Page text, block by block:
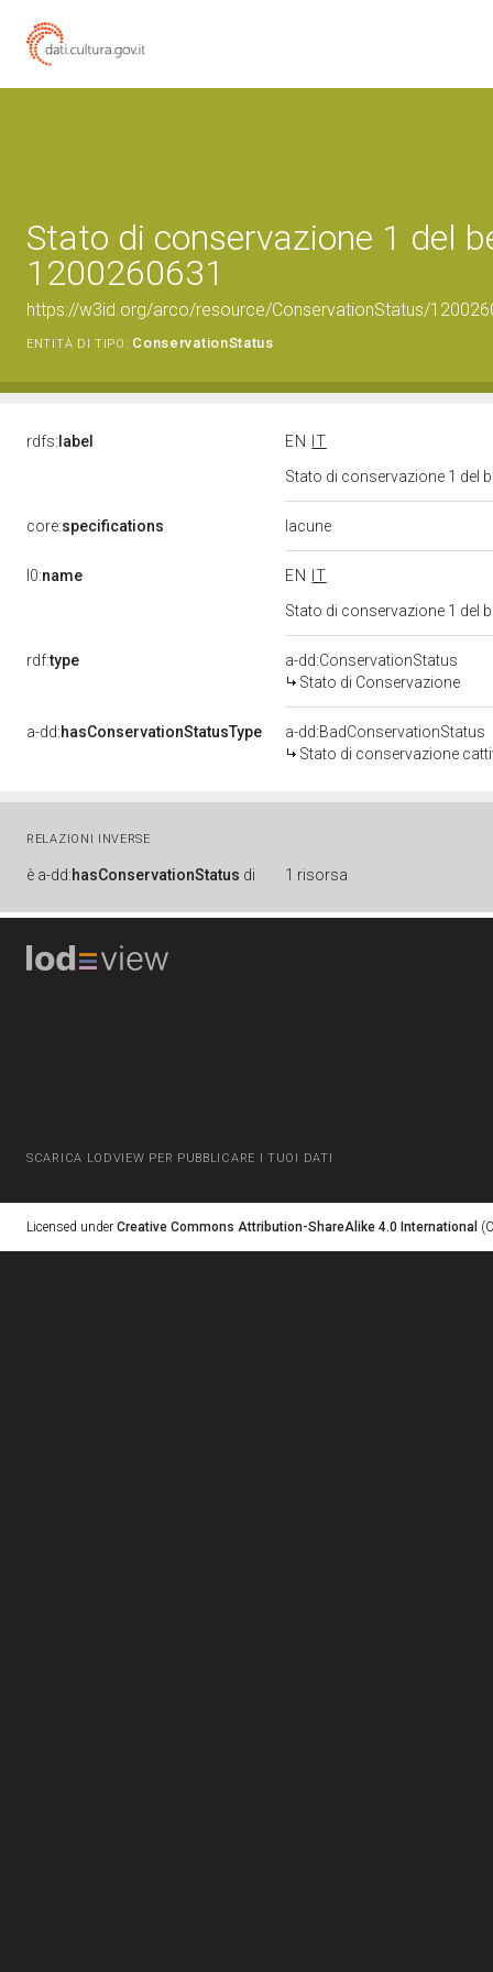
Stato di conservazione 1 del
1200260631
https://w3id.org/arco/resource/ConservationStatus/
ENTITÀ DI TIPO: ConservationStatus
rdfs: label EN
IT
Stato di conservazione 1 del
core:specifications lacune
l0:name EN
IT
Stato di conservazione 1 del
rdf:type
a-dd:ConservationStatus
Stato di Conservazione
a-dd:hasConservationStatusType
a-dd:BadConservationStatus
Stato di conservazione
RELAZIONI INVERSE
è a-dd:hasConservationStatus di 1 risorsa
SCARICA LODVIEW PER PUBBLICARE I TUOI DATI
Licensed under Creative Commons Attribution-ShareAlike 4.0 International